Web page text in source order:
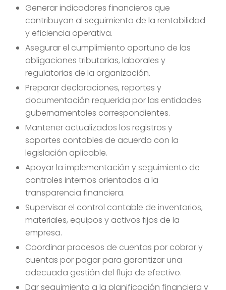
Generar indicadores financieros que
contribuyan al seguimiento de la rentabilidad
y eficiencia operativa.
Asegurar el cumplimiento oportuno de las
obligaciones tributarias, laborales y
regulatorias de la organización.
Preparar declaraciones, reportes y
documentación requerida por las entidades
gubernamentales correspondientes.
Mantener actualizados los registros y
soportes contables de acuerdo con la
legislación aplicable.
Apoyar la implementación y seguimiento de
controles internos orientados a la
transparencia financiera.
Supervisar el control contable de inventarios,
materiales, equipos y activos fijos de la
empresa.
Coordinar procesos de cuentas por cobrar y
cuentas por pagar para garantizar una
adecuada gestión del flujo de efectivo.
Dar seguimiento a la planificación financiera y